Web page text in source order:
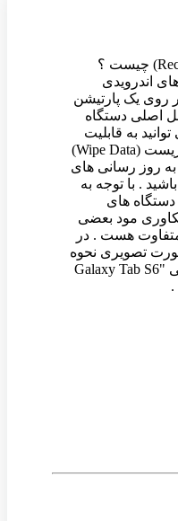
ریکاوری مود (Recovery Mode) چیست ؟
اندرویدی
یک پارتیشن
اصلی دستگاه
به قابلیت
های مفیدی مانند فکتوری ریست (Wipe Data)
روز رسانی های
. با توجه به
های
مود بعضی
متفاوت هست . در
تصویری نحوه
ورود به ریکاوری مود گوشی "Galaxy Tab S6